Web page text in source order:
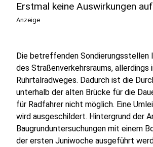
Erstmal keine Auswirkungen
Anzeige
Die betreffenden Sondierungsstellen
des Straßenverkehrsraums, allerdings
Ruhrtalradweges. Dadurch ist die
unterhalb der alten Brücke für die
für Radfahrer nicht möglich. Eine
wird ausgeschildert. Hintergrund der
Baugrunduntersuchungen mit einem
der ersten Juniwoche ausgeführt